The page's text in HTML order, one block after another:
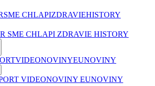
SME CHLAPIZDRAVIEHISTORY
SME CHLAPI ZDRAVIE HISTORY
VIDEONOVINYEUNOVINY
VIDEONOVINY EUNOVINY